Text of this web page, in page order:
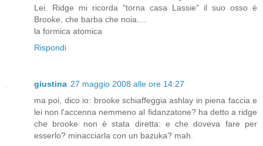
Lei. Ridge mi ricorda "torna casa Lassie" il suo osso è
Brooke, che barba che noia....
la formica atomica
Rispondi
giustina 27 maggio 2008 alle ore 14:27
ma poi, dico io: brooke schiaffeggia ashlay in piena faccia e
lei non l'accenna nemmeno al fidanzatone? ha detto a ridge
che brooke non è stata diretta: e che doveva fare per
esserlo? minacciarla con un bazuka? mah.